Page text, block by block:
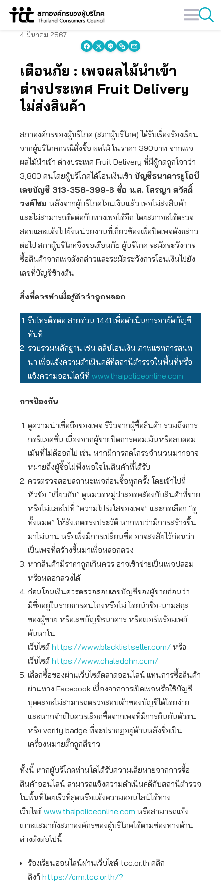
Skip
content
4 มีนาคม 2567
เตือนภัย : เพจผลไม้นำเข้า
ต่างประเทศ Fruit Delivery
ไม่ส่งสินค้า
สภาองค์กรของผู้บริโภค (สภาผู้บริโภค) ได้รับเรื่องร้องเรียน
จากผู้บริโภคกรณีสั่งซื้อ ผลไม้ ในราคา 390บาท จากเพจ
ผลไม้นำเข้า ต่างประเทศ Fruit Delivery ที่มีผู้กดถูกใจกว่า
3,800 คนโดยผู้บริโภคได้โอนเงินเข้า บัญชีธนาคารยูโอบี
เลขบัญชี 313-358-399-6 ชื่อ น.ส. โสรญา สวัสดิ์
วงค์ไชย หลังจากผู้บริโภคโอนเงินแล้ว เพจไม่ส่งสินค้า
และไม่สามารถติดต่อกับทางเพจได้อีก โดยสภาจะได้ตรวจ
สอบและแจ้งไปยังหน่วยงานที่เกี่ยวข้องเพื่อปิดเพจดังกล่าว
ต่อไป สภาผู้บริโภคจึงขอเตือนภัย ผู้บริโภค ระมัดระวังการ
ซื้อสินค้าจากเพจดังกล่าวและระมัดระวังการโอนเงินไปยัง
เลขที่บัญชีข้างต้น
สิ่งที่ควรทำเมื่อรู้ตัวว่าถูกหลอก
รีบโทรติดต่อ สายด่วน 1441 เพื่อดำเนินการอายัดบัญชี
ทันที
รวบรวมหลักฐาน เช่น สลิปโอนเงิน ภาพแชทการสนท
นา เพื่อแจ้งความดำเนินคดีที่สถานีตำรวจในพื้นที่หรือ
แจ้งความออนไลน์ที่ www.thaipoliceonline.com
การป้องกัน
ดูความน่าเชื่อถือของเพจ รีวิวจากผู้ซื้อสินค้า รวมถึงการ
กดรีแอคชั่น เนื่องจากผู้ขายปิดการคอมเม้นหรือลบคอม
เม้นที่ไม่ดีออกไป เช่น หากมีการกดโกรธจำนวนมากอาจ
หมายถึงผู้ซื้อไม่พึงพอใจในสินค้าที่ได้รับ
ควรตรวจสอบสถานะเพจก่อนซื้อทุกครั้ง โดยเข้าไปที่
หัวข้อ “เกี่ยวกับ” ดูหมวดหมู่ว่าสอดคล้องกับสินค้าที่ขาย
หรือไม่และไปที่ “ความโปร่งใสของเพจ” และกดเลือก “ดู
ทั้งหมด” ให้สังเกตตรงประวัติ หากพบว่ามีการสร้างขึ้น
มาไม่นาน หรือเพิ่งมีการเปลี่ยนชื่อ อาจสงสัยไว้ก่อนว่า
เป็นเพจที่สร้างขึ้นมาเพื่อหลอกลวง
หากสินค้ามีราคาถูกเกินควร อาจเข้าข่ายเป็นเพจปลอม
หรือหลอกลวงได้
ก่อนโอนเงินควรตรวจสอบเลขบัญชีของผู้ขายก่อนว่า
มีชื่ออยู่ในรายการคนโกงหรือไม่ โดยนำชื่อ-นามสกุล
ของผู้ขาย หรือเลขบัญชีธนาคาร หรือเบอร์พร้อมเพย์
ค้นหาใน
เว็บไซต์ https://www.blacklistseller.com/ หรือ
เว็บไซต์ https://www.chaladohn.com/
เลือกซื้อของผ่านเว็บไซต์ตลาดออนไลน์ แทนการซื้อสินค้า
ผ่านทาง Facebook เนื่องจากการเปิดเพจหรือใช้บัญชี
บุคคลจะไม่สามารถตรวจสอบเจ้าของบัญชีได้โดยง่าย
และหากจำเป็นควรเลือกซื้อจากเพจที่มีการยืนยันตัวตน
หรือ verify badge ที่จะปรากฏอยู่ด้านหลังชื่อเป็น
เครื่องหมายติ๊กถูกสีขาว
ทั้งนี้ หากผู้บริโภคท่านใดได้รับความเสียหายจากการซื้อ
สินค้าออนไลน์ สามารถแจ้งความดำเนินคดีกับสถานีตำรวจ
ในพื้นที่โดยเร็วที่สุดหรือแจ้งความออนไลน์ได้ทาง
เว็บไซต์ www.thaipoliceonline.com หรือสามารถแจ้ง
เบาะแสมายังสภาองค์กรของผู้บริโภคได้ตามช่องทางด้าน
ล่างดังต่อไปนี้
ร้องเรียนออนไลน์ผ่านเว็บไซต์ tcc.or.th คลิก
ลิงก์ https://crm.tcc.or.th/?